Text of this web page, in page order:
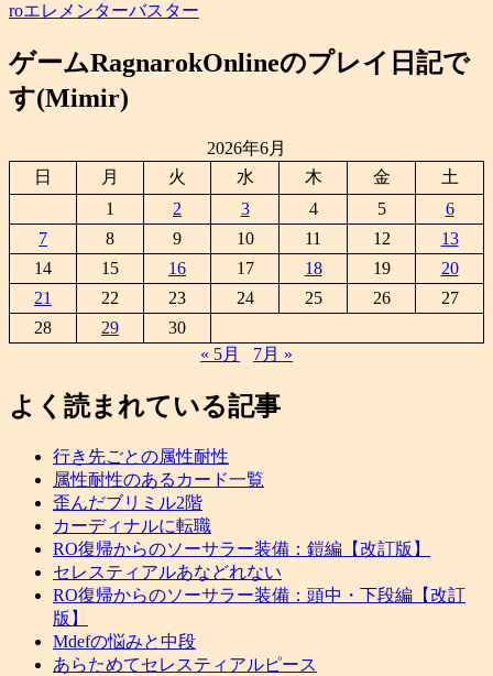
roエレメンターバスター
ゲームRagnarokOnlineのプレイ日記で
す(Mimir)
2026年6月
日
月 火 水 木 金
土
1
2 3 4 5
6
7
8 9 10 11 12
13
14
15 16 17 18 19
20
21
22 23 24 25 26
27
28
29
30
« 5月
7月 »
よく読まれている記事
行き先ごとの属性耐性
属性耐性のあるカード一覧
歪んだブリミル2階
カーディナルに転職
RO復帰からのソーサラー装備：鎧編【改訂版】
セレスティアルあなどれない
RO復帰からのソーサラー装備：頭中・下段編【改訂
版】
Mdefの悩みと中段
あらためてセレスティアルピース